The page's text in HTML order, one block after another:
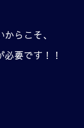
らこそ、
要です！！